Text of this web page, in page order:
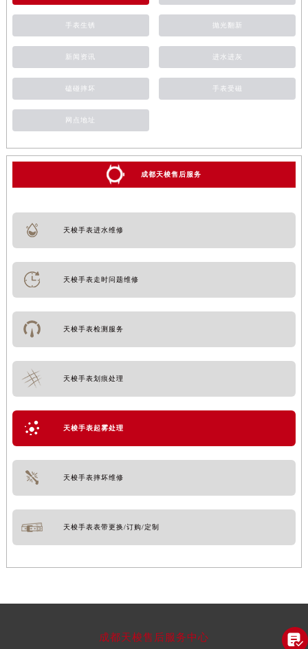
手表生锈 抛光翻新
新闻资讯 进水进灰
磕碰摔坏 手表受磁
网点地址
成都天梭售后服务
天梭手表进水维修
天梭手表走时问题维修
天梭手表检测服务
天梭手表划痕处理
天梭手表起雾处理
天梭手表摔坏维修
天梭手表表带更换/订购/定制
成都天梭售后服务中心
